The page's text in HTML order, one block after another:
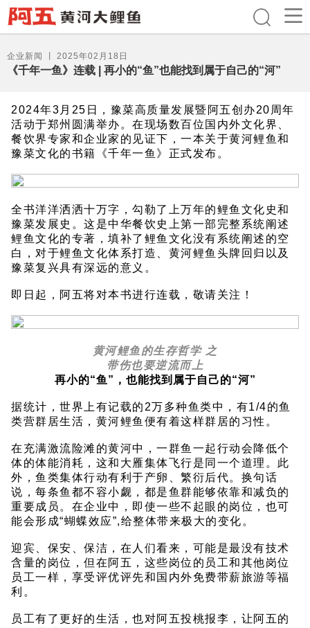
企业新闻 2025年02月18日
《千年一鱼》连载 | 再小的“鱼”也能找到属于自己的“河”
2024年3月25日，豫菜高质量发展暨阿五创办20周年
活动于郑州圆满举办。在现场数百位国内外文化界、
餐饮界专家和企业家的见证下，一本关于黄河鲤鱼和
豫菜文化的书籍《千年一鱼》正式发布。
全书洋洋洒洒十万字，勾勒了上万年的鲤鱼文化史和
豫菜发展史。这是中华餐饮史上第一部完整系统阐述
鲤鱼文化的专著，填补了鲤鱼文化没有系统阐述的空
白，对于鲤鱼文化体系打造、黄河鲤鱼头牌回归以及
豫菜复兴具有深远的意义。
即日起，阿五将对本书进行连载，敬请关注！
黄河鲤鱼的生存哲学 之
带伤也要逆流而上
再小的“鱼”，也能找到属于自己的“河”
据统计，世界上有记载的2万多种鱼类中，有1/4的鱼
类营群居生活，黄河鲤鱼便有着这样群居的习性。
在充满激流险滩的黄河中，一群鱼一起行动会降低个
体的体能消耗，这和大雁集体飞行是同一个道理。此
外，鱼类集体行动有利于产卵、繁衍后代。换句话
说，每条鱼都不容小觑，都是鱼群能够依靠和减负的
重要成员。在企业中，即使一些不起眼的岗位，也可
能会形成“蝴蝶效应”,给整体带来极大的变化。
迎宾、保安、保洁，在人们看来，可能是最没有技术
含量的岗位，但在阿五，这些岗位的员工和其他岗位
员工一样，享受评优评先和国内外免费带薪旅游等福
利。
员工有了更好的生活，也对阿五投桃报李，让阿五的